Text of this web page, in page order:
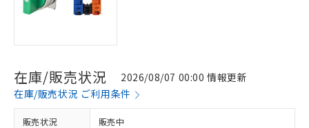
在庫/販売状況
2026/08/07 00:00 情報更新
在庫/販売状況 ご利用条件
販売状況 販売中